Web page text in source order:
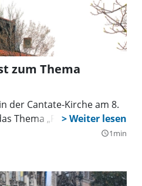
zum Thema
der Cantate-Kirche am 8.
Thema „Frieden”.
query_builder1min